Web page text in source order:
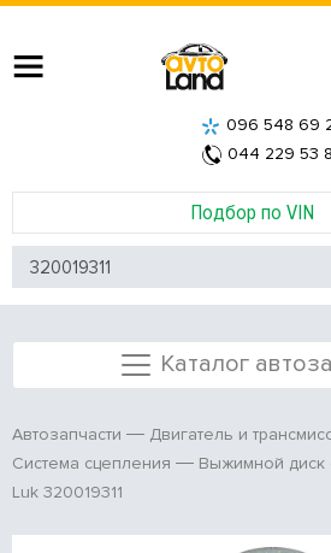
Подбор по VIN
096 548 69
044 229 53
Каталог
Автозапчасти
Двигатель и
Система сцепления
Выжимной диск
Luk 320019311